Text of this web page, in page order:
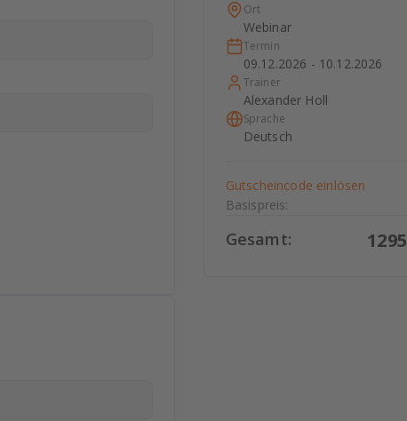
Ort
Webinar
Termin
09.12.2026 - 10.12.2026
Trainer
Alexander Holl
Sprache
Deutsch
Gutscheincode einlösen
Basispreis:
Gesamt: 1295